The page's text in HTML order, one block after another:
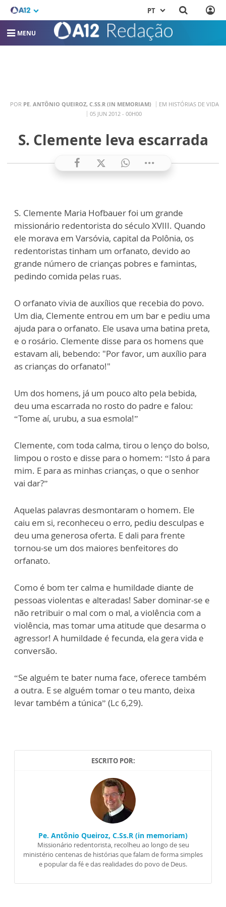
PT
MENU
POR PE. ANTÔNIO QUEIROZ, C.SS.R (IN MEMORIAM)
EM HISTÓRIAS DE VIDA
05 JUN 2012 - 00H00
S. Clemente leva escarrada
S. Clemente Maria Hofbauer foi um grande
missionário redentorista do século XVIII. Quando
ele morava em Varsóvia, capital da Polônia, os
redentoristas tinham um orfanato, devido ao
grande número de crianças pobres e famintas,
pedindo comida pelas ruas.
O orfanato vivia de auxílios que recebia do povo.
Um dia, Clemente entrou em um bar e pediu uma
ajuda para o orfanato. Ele usava uma batina preta,
e o rosário. Clemente disse para os homens que
estavam ali, bebendo: "Por favor, um auxílio para
as crianças do orfanato!"
Um dos homens, já um pouco alto pela bebida,
deu uma escarrada no rosto do padre e falou:
“Tome aí, urubu, a sua esmola!”
Clemente, com toda calma, tirou o lenço do bolso,
limpou o rosto e disse para o homem: “Isto á para
mim. E para as minhas crianças, o que o senhor
vai dar?”
Aquelas palavras desmontaram o homem. Ele
caiu em si, reconheceu o erro, pediu desculpas e
deu uma generosa oferta. E dali para frente
tornou-se um dos maiores benfeitores do
orfanato.
Como é bom ter calma e humildade diante de
pessoas violentas e alteradas! Saber dominar-se e
não retribuir o mal com o mal, a violência com a
violência, mas tomar uma atitude que desarma o
agressor! A humildade é fecunda, ela gera vida e
conversão.
“Se alguém te bater numa face, oferece também
a outra. E se alguém tomar o teu manto, deixa
levar também a túnica” (Lc 6,29).
ESCRITO POR:
Pe. Antônio Queiroz, C.Ss.R (in memoriam)
Missionário redentorista, recolheu ao longo de seu
ministério centenas de histórias que falam de forma simples
e popular da fé e das realidades do povo de Deus.